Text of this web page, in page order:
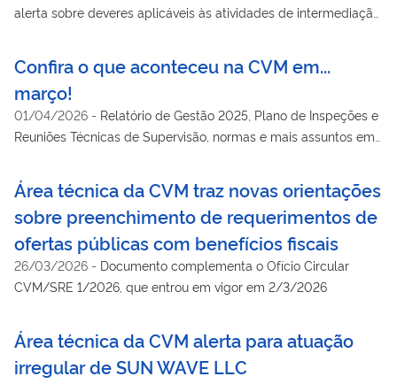
alerta sobre deveres aplicáveis às atividades de intermediação
Confira o que aconteceu na CVM em...
março!
01/04/2026 - Relatório de Gestão 2025, Plano de Inspeções e
Reuniões Técnicas de Supervisão, normas e mais assuntos em
Área técnica da CVM traz novas orientações
sobre preenchimento de requerimentos de
ofertas públicas com benefícios fiscais
26/03/2026 - Documento complementa o Ofício Circular
CVM/SRE 1/2026, que entrou em vigor em 2/3/2026
Área técnica da CVM alerta para atuação
irregular de SUN WAVE LLC